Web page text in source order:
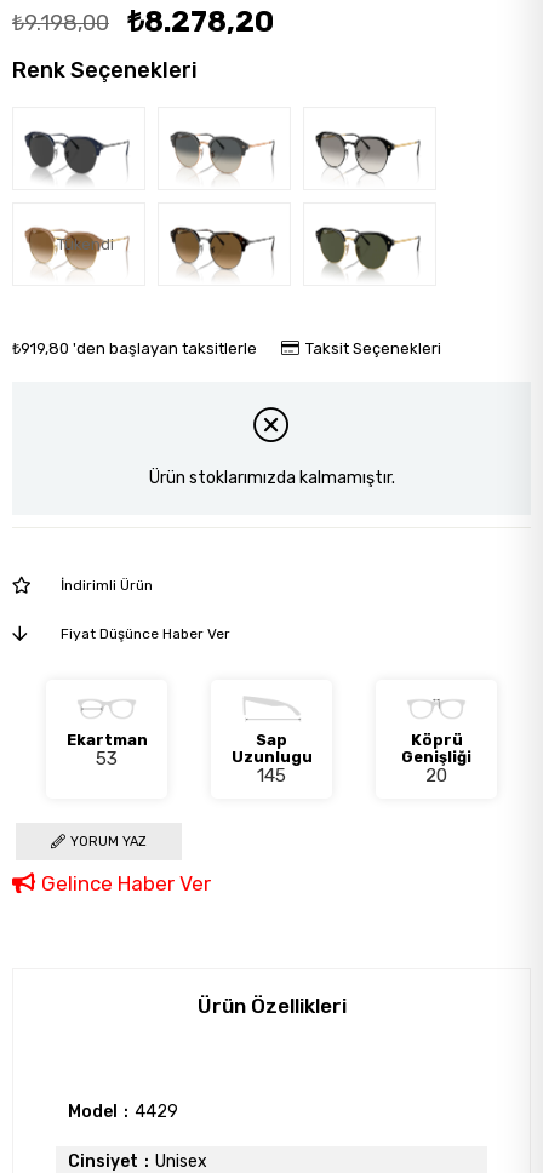
₺9.198,00 ₺8.278,20
Renk Seçenekleri
Tükendi
₺919,80 'den başlayan taksitlerle Taksit Seçenekleri
Ürün stoklarımızda kalmamıştır.
İndirimli Ürün
Fiyat Düşünce Haber Ver
Ekartman
53
Sap
Uzunlugu
145
Köprü
Genişliği
20
YORUM YAZ
Gelince Haber Ver
Ürün Özellikleri
Model 4429
Cinsiyet Unisex